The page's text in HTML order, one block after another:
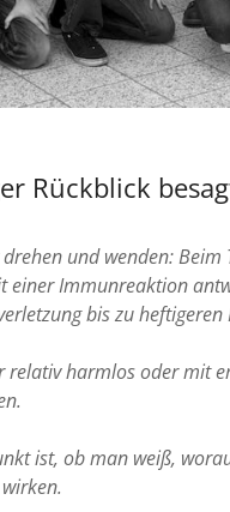
Rückblick
und wenden:
einer Immunreaktion
bis zu heftigeren
relativ harmlos oder mit
ist, ob man weiß,